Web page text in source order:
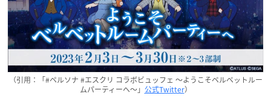
（引用：「#ペルソナ #エスクリ コラボビュッフェ 〜ようこそベルベットルー
ムパーティーへ〜」 公式Twitter）